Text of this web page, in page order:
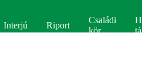
Interjú Riport
Családi
kör